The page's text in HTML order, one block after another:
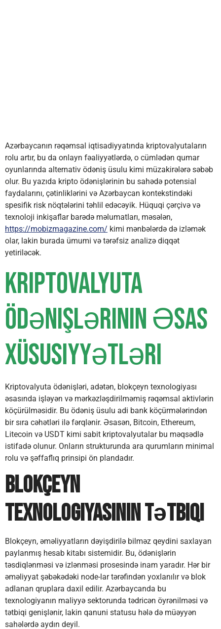
Azərbaycanın rəqəmsal iqtisadiyyatında kriptovalyutaların
rolu artır, bu da onlayn fəaliyyətlərdə, o cümlədən qumar
oyunlarında alternativ ödəniş üsulu kimi müzakirələrə səbəb
olur. Bu yazıda kripto ödənişlərinin bu sahədə potensial
faydalarını, çətinliklərini və Azərbaycan kontekstindəki
spesifik risk nöqtələrini təhlil edəcəyik. Hüquqi çərçivə və
texnoloji inkişaflar barədə məlumatları, məsələn,
https://mobizmagazine.com/ kimi mənbələrdə də izləmək
olar, lakin burada ümumi və tərəfsiz analizə diqqət
yetiriləcək.
Kriptovalyuta
Ödənişlərinin Əsas
Xüsusiyyətləri
Kriptovalyuta ödənişləri, adətən, blokçeyn texnologiyası
əsasında işləyən və mərkəzləşdirilməmiş rəqəmsal aktivlərin
köçürülməsidir. Bu ödəniş üsulu adi bank köçürmələrindən
bir sıra cəhətləri ilə fərqlənir. Əsasən, Bitcoin, Ethereum,
Litecoin və USDT kimi sabit kriptovalyutalar bu məqsədlə
istifadə olunur. Onların strukturunda ara qurumların minimal
rolu və şəffaflıq prinsipi ön plandadır.
Blokçeyn
Texnologiyasının Tətbiqi
Blokçeyn, əməliyyatların dəyişdirilə bilməz qeydini saxlayan
paylanmış hesab kitabı sistemidir. Bu, ödənişlərin
təsdiqlənməsi və izlənməsi prosesində inam yaradır. Hər bir
əməliyyat şəbəkədəki node-lar tərəfindən yoxlanılır və blok
adlanan qruplara daxil edilir. Azərbaycanda bu
texnologiyanın maliyyə sektorunda tədricən öyrənilməsi və
tətbiqi genişlənir, lakin qanuni statusu hələ də müəyyən
sahələrdə aydın deyil.